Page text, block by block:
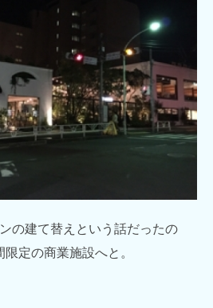
の建て替えという話だったの
定の商業施設へと。